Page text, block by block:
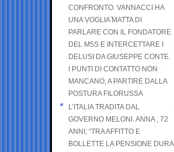
CONFRONTO. VANNACCI HA
UNA VOGLIA MATTA DI
PARLARE CON IL FONDATORE
DEL M5S E INTERCETTARE I
DELUSI DA GIUSEPPE CONTE.
I PUNTI DI CONTATTO NON
MANCANO, A PARTIRE DALLA
POSTURA FILORUSSA
L’ITALIA TRADITA DAL
GOVERNO MELONI. ANNA , 72
ANNI; “TRA AFFITTO E
BOLLETTE LA PENSIONE DURA